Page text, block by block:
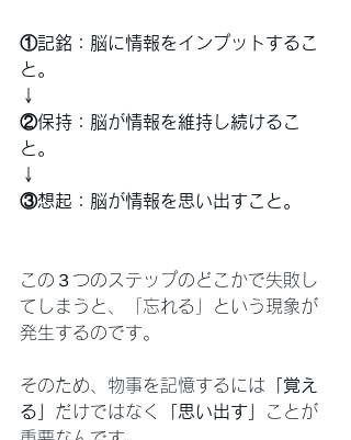
①記銘：脳に情報をインプットするこ
と。
↓
②保持：脳が情報を維持し続けるこ
と。
↓
③想起：脳が情報を思い出すこと。
この３つのステップのどこかで失敗し
てしまうと、「忘れる」という現象が
発生するのです。
そのため、物事を記憶するには 「覚え
る」 だけではなく 「思い出す」
ことが